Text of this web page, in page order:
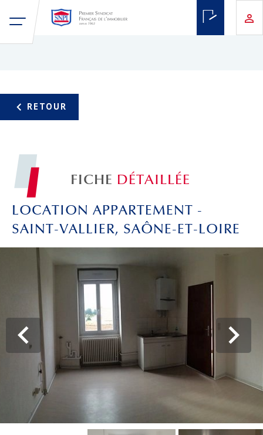
FICHE DÉTAILLÉE
LOCATION APPARTEMENT -
SAINT-VALLIER, SAÔNE-ET-LOIRE